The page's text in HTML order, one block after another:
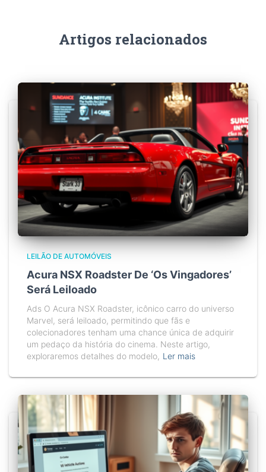
Artigos relacionados
LEILÃO DE AUTOMÓVEIS
Acura NSX Roadster De ‘Os Vingadores’
Será Leiloado
Ads O Acura NSX Roadster, icônico carro do universo
Marvel, será leiloado, permitindo que fãs e
colecionadores tenham uma chance única de adquirir
um pedaço da história do cinema. Neste artigo,
exploraremos detalhes do modelo, Ler mais